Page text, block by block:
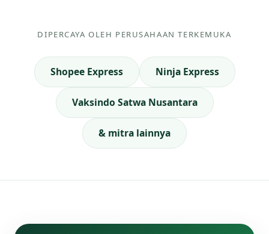
DIPERCAYA OLEH PERUSAHAAN TERKEMUKA
Shopee Express Ninja Express
Vaksindo Satwa Nusantara
& mitra lainnya